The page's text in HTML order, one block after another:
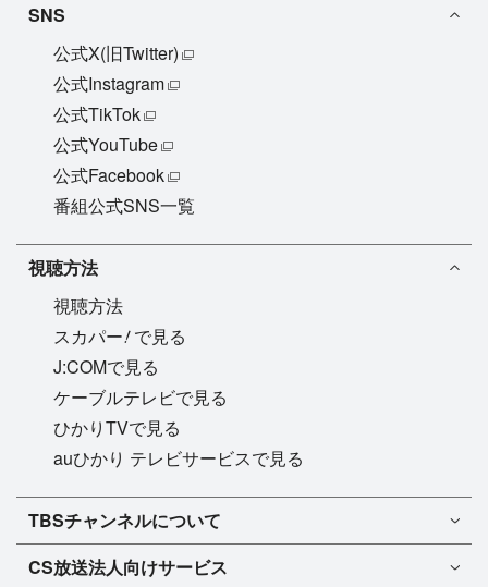
SNS
公式X(旧Twitter)
公式Instagram
公式TikTok
公式YouTube
公式Facebook
番組公式SNS一覧
視聴方法
視聴方法
スカパー!で見る
J:COMで見る
ケーブルテレビで見る
ひかりTVで見る
auひかり テレビサービスで見る
TBSチャンネル1
TBSチャンネル2
マンスリーガイド［PDF］
TBSチャンネルについて
TBSチャンネルについて
CS放送法人向けサービス